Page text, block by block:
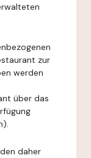
zur
werden
über das
daher